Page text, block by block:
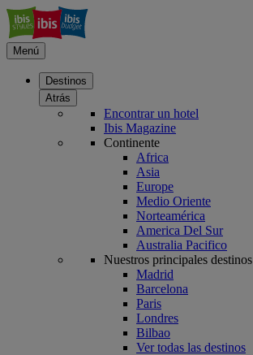
Menú
Destinos
Atrás
Encontrar un hotel
Ibis Magazine
Continente
Africa
Asia
Europe
Medio Oriente
Norteamérica
America Del Sur
Australia Pacifico
Nuestros principales destinos
Madrid
Barcelona
Paris
Londres
Bilbao
Ver todas las destinos